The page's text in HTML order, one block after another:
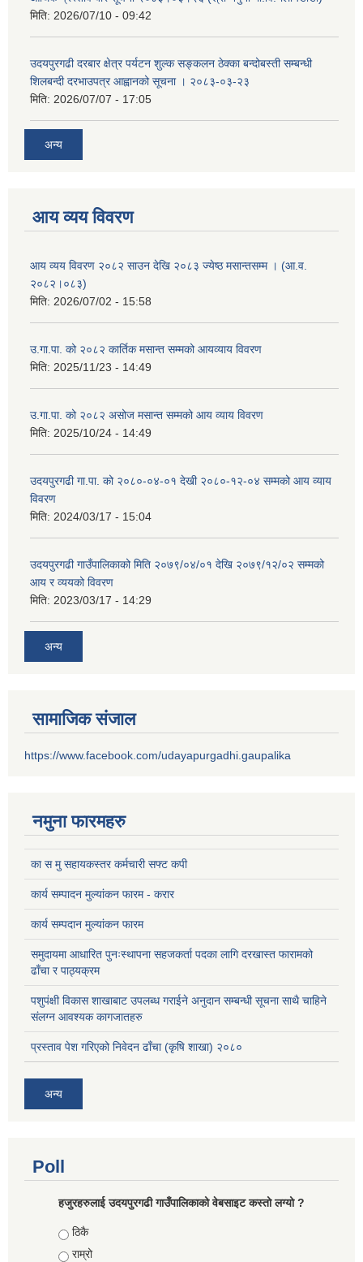
मिति: 2026/07/10 - 09:42
उदयपुरगढी दरबार क्षेत्र पर्यटन शुल्क सङ्कलन ठेक्का बन्दोबस्ती सम्बन्धी
शिलबन्दी दरभाउपत्र आह्वानको सूचना । २०८३-०३-२३
मिति: 2026/07/07 - 17:05
अन्य
आय व्यय विवरण
आय व्यय विवरण २०८२ साउन देखि २०८३ ज्येष्ठ मसान्तसम्म । (आ.व.
२०८२।०८३)
मिति: 2026/07/02 - 15:58
उ.गा.पा. को २०८२ कार्तिक मसान्त सम्मको आयव्याय विवरण
मिति: 2025/11/23 - 14:49
उ.गा.पा. को २०८२ असोज मसान्त सम्मको आय व्याय विवरण
मिति: 2025/10/24 - 14:49
उदयपुरगढी गा.पा. को २०८०-०४-०१ देखी २०८०-१२-०४ सम्मको आय व्याय
विवरण
मिति: 2024/03/17 - 15:04
उदयपुरगढी गाउँपालिकाको मिति २०७९/०४/०१ देखि २०७९/१२/०२ सम्मको
आय र व्ययको विवरण
मिति: 2023/03/17 - 14:29
अन्य
सामाजिक संजाल
https://www.facebook.com/udayapurgadhi.gaupalika
नमुना फारमहरु
का स मु सहायकस्तर कर्मचारी सफ्ट कपी
कार्य सम्पादन मुल्यांकन फारम - करार
कार्य सम्पदान मुल्यांकन फारम
समुदायमा आधारित पुनःस्थापना सहजकर्ता पदका लागि दरखास्त फारामको
ढाँचा र पाठ्यक्रम
पशुपंक्षी विकास शाखाबाट उपलब्ध गराईने अनुदान सम्बन्धी सूचना साथै चाहिने
संलग्न आवश्यक कागजातहरु
प्रस्ताव पेश गरिएको निवेदन ढाँचा (कृषि शाखा) २०८०
अन्य
Poll
हजुरहरुलाई उदयपुरगढी गाउँपालिकाको वेबसाइट कस्तो लग्यो ?
Choices
ठिकै
राम्रो